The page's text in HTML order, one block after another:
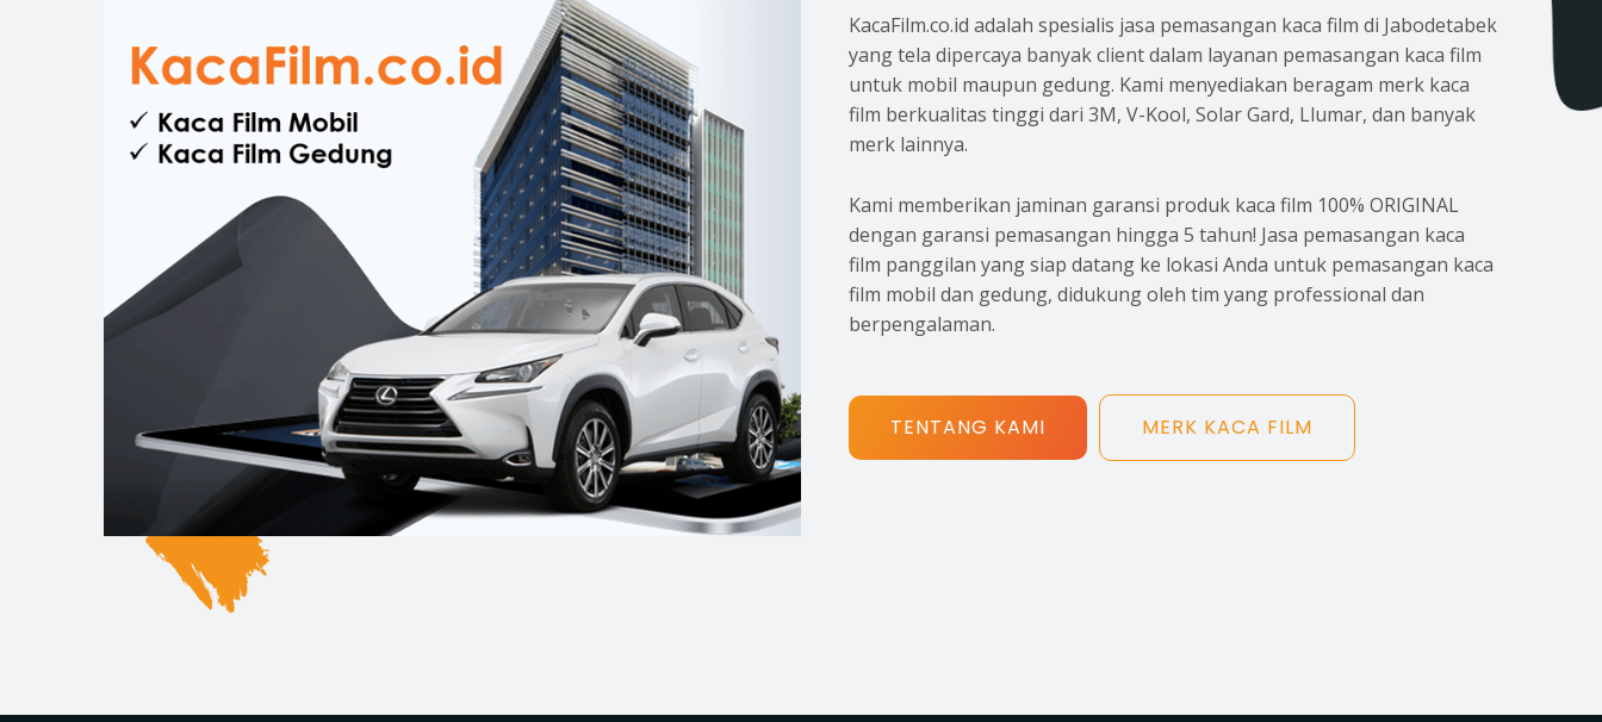
KacaFilm.co.id adalah spesialis jasa pemasangan kaca film di Jabodetabek
yang tela dipercaya banyak client dalam layanan pemasangan kaca film
untuk mobil maupun gedung. Kami menyediakan beragam merk kaca
film berkualitas tinggi dari 3M, V-Kool, Solar Gard, Llumar, dan banyak
merk lainnya.
Kami memberikan jaminan garansi produk kaca film 100% ORIGINAL
dengan garansi pemasangan hingga 5 tahun! Jasa pemasangan kaca
film panggilan yang siap datang ke lokasi Anda untuk pemasangan kaca
film mobil dan gedung, didukung oleh tim yang professional dan
berpengalaman.
TENTANG KAMI MERK KACA FILM